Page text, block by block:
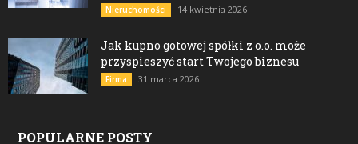
Nieruchomości 14 kwietnia 2026
Jak kupno gotowej spółki z o.o. może
przyspieszyć start Twojego biznesu
Firma 31 marca 2026
POPULARNE POSTY